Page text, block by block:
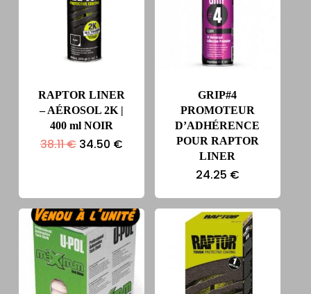
RAPTOR LINER
– AÉROSOL 2K |
400 ml NOIR
38.11€ Le
34.50 €Le
GRIP#4
PROMOTEUR
D’ADHÉRENCE
POUR RAPTOR
LINER
24.25 €